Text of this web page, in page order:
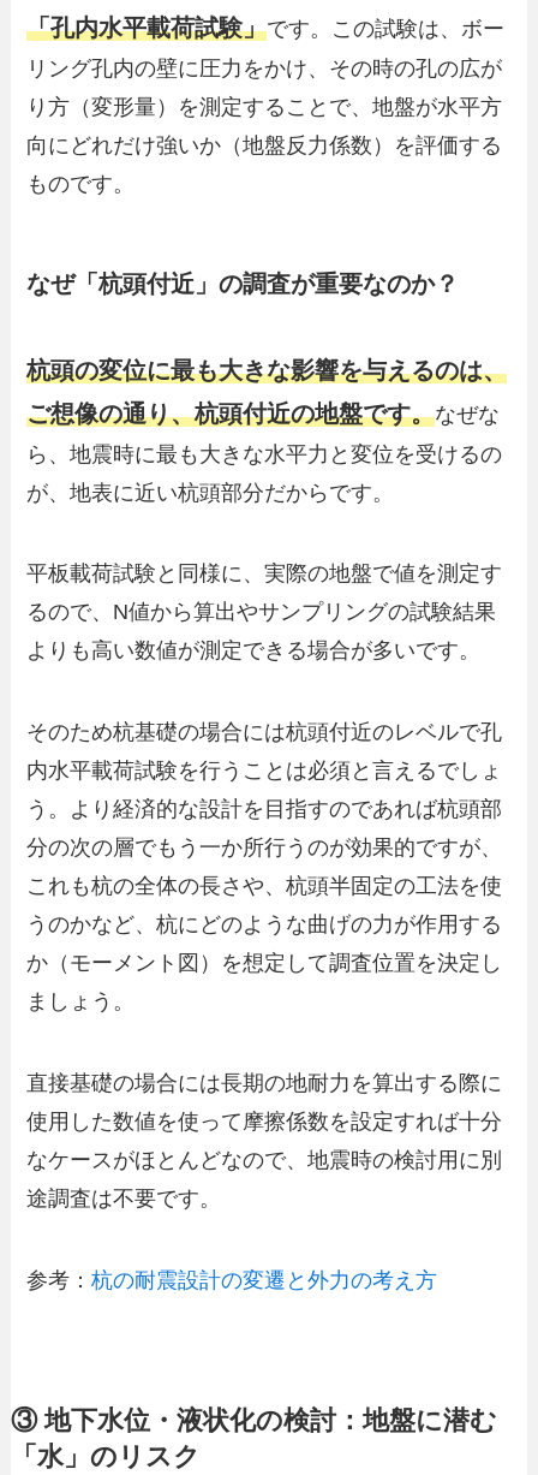
「孔内水平載荷試験」です。この試験は、ボー
リング孔内の壁に圧力をかけ、その時の孔の広が
り方（変形量）を測定することで、地盤が水平方
向にどれだけ強いか（地盤反力係数）を評価する
ものです。
なぜ「杭頭付近」の調査が重要なのか？
杭頭の変位に最も大きな影響を与えるのは、
ご想像の通り、杭頭付近の地盤です。なぜな
ら、地震時に最も大きな水平力と変位を受けるの
が、地表に近い杭頭部分だからです。
平板載荷試験と同様に、実際の地盤で値を測定す
るので、N値から算出やサンプリングの試験結果
よりも高い数値が測定できる場合が多いです。
そのため杭基礎の場合には杭頭付近のレベルで孔
内水平載荷試験を行うことは必須と言えるでしょ
う。より経済的な設計を目指すのであれば杭頭部
分の次の層でもう一か所行うのが効果的ですが、
これも杭の全体の長さや、杭頭半固定の工法を使
うのかなど、杭にどのような曲げの力が作用する
か（モーメント図）を想定して調査位置を決定し
ましょう。
直接基礎の場合には長期の地耐力を算出する際に
使用した数値を使って摩擦係数を設定すれば十分
なケースがほとんどなので、地震時の検討用に別
途調査は不要です。
参考：杭の耐震設計の変遷と外力の考え方
③ 地下水位・液状化の検討：地盤に潜む
「水」のリスク